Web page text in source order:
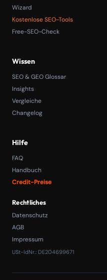
Wizard
Kostenlose SEO-Tools
Free-SEO-Check
Wissen
SEO & GEO Glossar
Insights
Vergleiche
Changelog
Hilfe
FAQ
Handbuch
Credit-Preise
Rechtliches
Datenschutz
AGB
Impressum
USt-IdNr.: DE204699671